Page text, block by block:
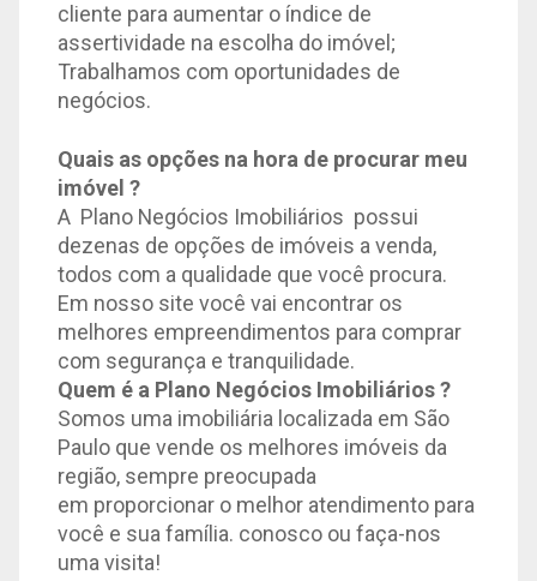
cliente para aumentar o índice de
assertividade na escolha do imóvel;
Trabalhamos com oportunidades de
negócios.
Quais as opções na hora de procurar meu
imóvel ?
A Plano Negócios Imobiliários possui
dezenas de opções de imóveis a venda,
todos com a qualidade que você procura.
Em nosso site você vai encontrar os
melhores empreendimentos para comprar
com segurança e tranquilidade.
Quem é a Plano Negócios Imobiliários?
Somos uma imobiliária localizada em São
Paulo que vende os melhores imóveis da
região, sempre preocupada
em proporcionar o melhor atendimento para
você e sua família. conosco ou faça-nos
uma visita!